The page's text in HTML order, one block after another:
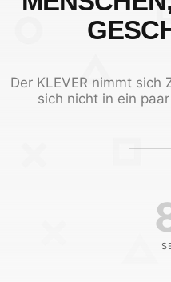
Der KLEVER nimmt
sich nicht in ein